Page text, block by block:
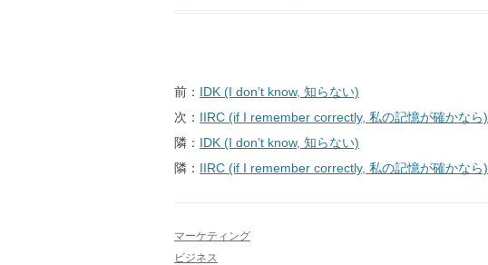
投
稿
ナ
ビ
シ
前： IDK (I don’t know, 知らない)
次： IIRC (if I remember correctly, 私の記憶が確かなら)
隣： IDK (I don’t know, 知らない)
隣： IIRC (if I remember correctly, 私の記憶が確かなら)
マーケティング
ビジネス